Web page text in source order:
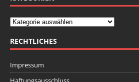
RECHTLICHES
Impressum